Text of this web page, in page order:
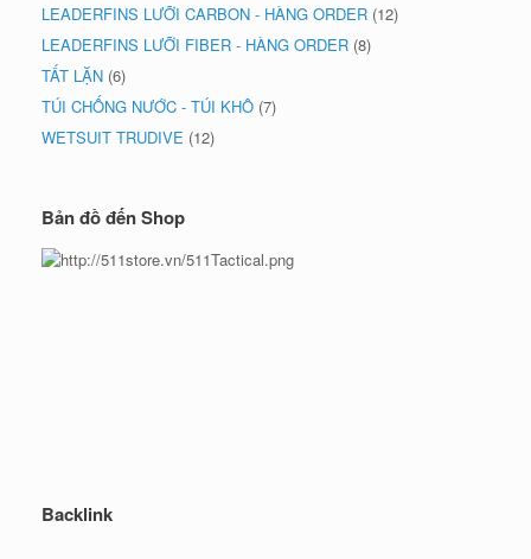
LEADERFINS LƯỠI CARBON - HÀNG ORDER (12)
LEADERFINS LƯỠI FIBER - HÀNG ORDER (8)
TẤT LẶN (6)
TÚI CHỐNG NƯỚC - TÚI KHÔ (7)
WETSUIT TRUDIVE (12)
Bản đồ đến Shop
Backlink